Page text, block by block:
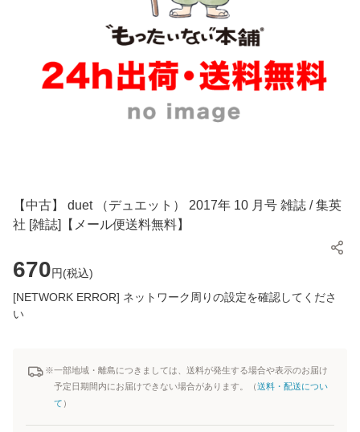
【中古】 duet （デュエット） 2017年 10 月号 雑誌 / 集英
社 [雑誌]【メール便送料無料】
670円(税込)
[NETWORK ERROR] ネットワーク周りの設定を確認してくださ
い
※一部地域・離島につきましては、送料が発生する場合や表示のお届け
予定日期間内にお届けできない場合があります。（送料・配送につい
て ）